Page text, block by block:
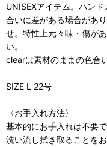
UNISEXアイテム。ハン
合いに差がある場合があ
せ。特性上元々味・傷が
い。
clearは素材のままの色合
SIZE L 22号
〈お手入れ方法〉
基本的にお手入れは不要
洗い流し拭き取ることをお